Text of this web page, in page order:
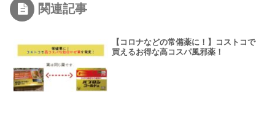
関連記事
【コロナなどの常備薬に！】コストコで
買えるお得な高コスパ風邪薬！